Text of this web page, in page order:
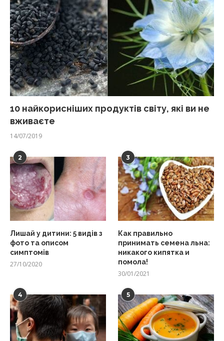
10 найкорисніших продуктів світу, які ви не
вживаєте
14/07/2019
2
Лишай у дитини: 5 видів з
фото та описом
симптомів
27/10/2020
3
Как правильно
принимать семена льна:
никакого кипятка и
помола!
30/01/2021
4 5